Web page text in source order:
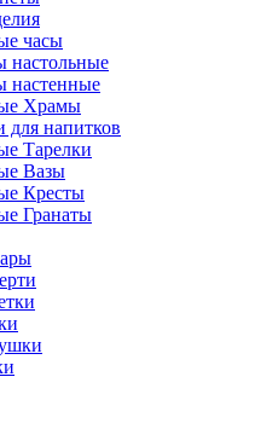
часы
настольные
настенные
Храмы
для напитков
Тарелки
Вазы
Кресты
Гранаты